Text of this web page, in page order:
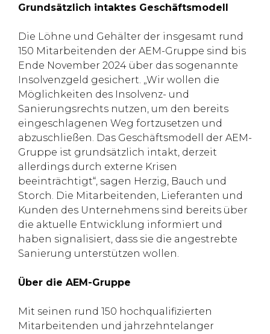
Grundsätzlich intaktes Geschäftsmodell
Die Löhne und Gehälter der insgesamt rund
150 Mitarbeitenden der AEM-Gruppe sind bis
Ende November 2024 über das sogenannte
Insolvenzgeld gesichert. „Wir wollen die
Möglichkeiten des Insolvenz- und
Sanierungsrechts nutzen, um den bereits
eingeschlagenen Weg fortzusetzen und
abzuschließen. Das Geschäftsmodell der AEM-
Gruppe ist grundsätzlich intakt, derzeit
allerdings durch externe Krisen
beeinträchtigt“, sagen Herzig, Bauch und
Storch. Die Mitarbeitenden, Lieferanten und
Kunden des Unternehmens sind bereits über
die aktuelle Entwicklung informiert und
haben signalisiert, dass sie die angestrebte
Sanierung unterstützen wollen.
Über die AEM-Gruppe
Mit seinen rund 150 hochqualifizierten
Mitarbeitenden und jahrzehntelanger